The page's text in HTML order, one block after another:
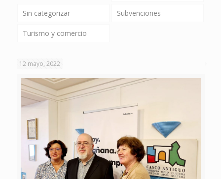
Sin categorizar Subvenciones
Turismo y comercio
12 mayo, 2022